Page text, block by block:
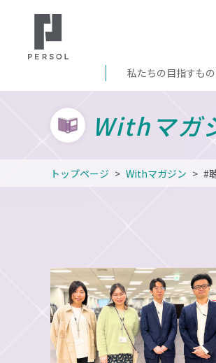
私たちの目指すもの
Withマガ
トップページ Withマガジン #